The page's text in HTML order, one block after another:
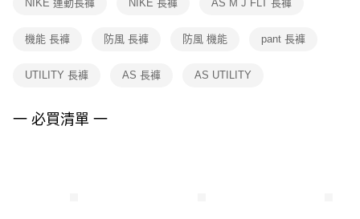
１．透過由恩沛科技股份有限公司提供之「AFTEE先享後付」服務完成之交
權轉讓予恩沛科技股份有限公司。
３．未成年的使用者請事先徵得法定代理人或監護人之同意方可使用
「AFTEE先享後付」，若未經同意申辦者引起之損失，本公司不負相關責
NIKE 運動長褲 NIKE 長褲 AS M J FLT 長褲
機能 長褲 防風 長褲 防風 機能 pant 長褲
UTILITY 長褲 AS 長褲 AS UTILITY
一 必買清單 一